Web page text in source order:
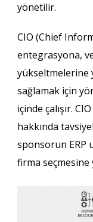
yönetilir.
CIO (Chief
entegrasyona,
yükseltmelerine
sağlamak için
içinde çalışır.
hakkında
sponsorun ERP
firma seçmesine